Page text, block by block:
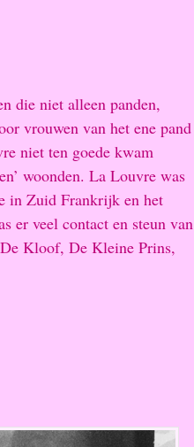
die niet alleen panden,
vrouwen van het ene pand
niet ten goede kwam
woonden. La Louvre was
in Zuid Frankrijk en het
er veel contact en steun van
Kloof, De Kleine Prins,